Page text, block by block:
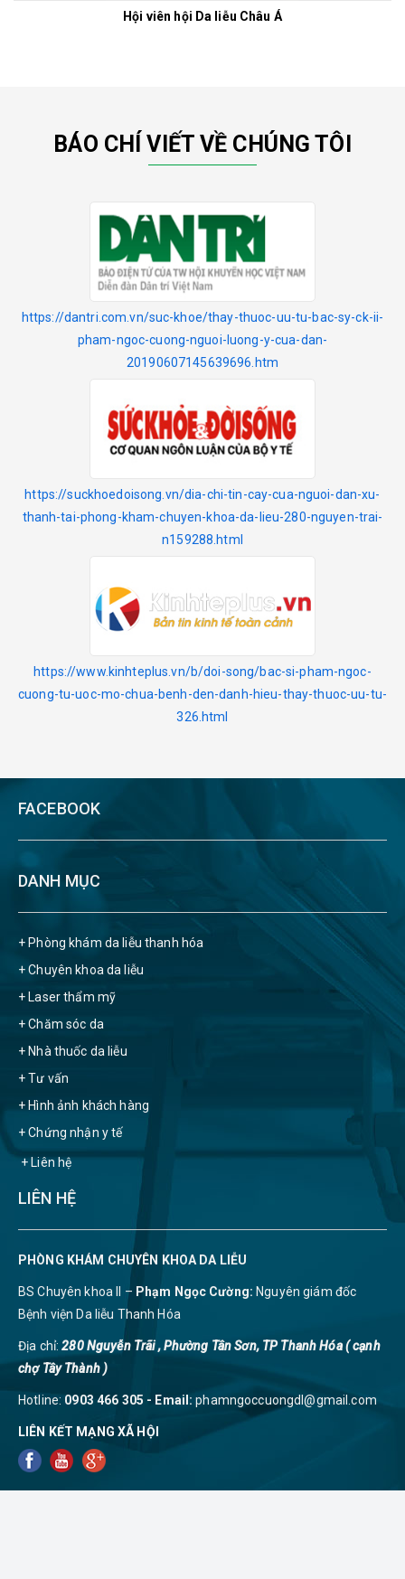
Hội viên hội Da liễu Châu Á
BÁO CHÍ VIẾT VỀ CHÚNG TÔI
https://dantri.com.vn/suc-khoe/thay-thuoc-uu-tu-bac-sy-ck-ii-
pham-ngoc-cuong-nguoi-luong-y-cua-dan-
20190607145639696.htm
https://suckhoedoisong.vn/dia-chi-tin-cay-cua-nguoi-dan-xu-
thanh-tai-phong-kham-chuyen-khoa-da-lieu-280-nguyen-trai-
n159288.html
https://www.kinhteplus.vn/b/doi-song/bac-si-pham-ngoc-
cuong-tu-uoc-mo-chua-benh-den-danh-hieu-thay-thuoc-uu-tu-
326.html
FACEBOOK
DANH MỤC
+ Phòng khám da liễu thanh hóa
+ Chuyên khoa da liễu
+ Laser thẩm mỹ
+ Chăm sóc da
+ Nhà thuốc da liễu
+ Tư vấn
+ Hình ảnh khách hàng
+ Chứng nhận y tế
+ Liên hệ
LIÊN HỆ
PHÒNG KHÁM CHUYÊN KHOA DA LIỄU
BS Chuyên khoa II – Phạm Ngọc Cường: Nguyên giám đốc
Bệnh viện Da liễu Thanh Hóa
Địa chỉ:280 Nguyễn Trãi , Phường Tân Sơn, TP Thanh Hóa ( cạnh
chợ Tây Thành )
Hotline: 0903 466 305 - Email:phamngoccuongdl@gmail.com
LIÊN KẾT MẠNG XÃ HỘI